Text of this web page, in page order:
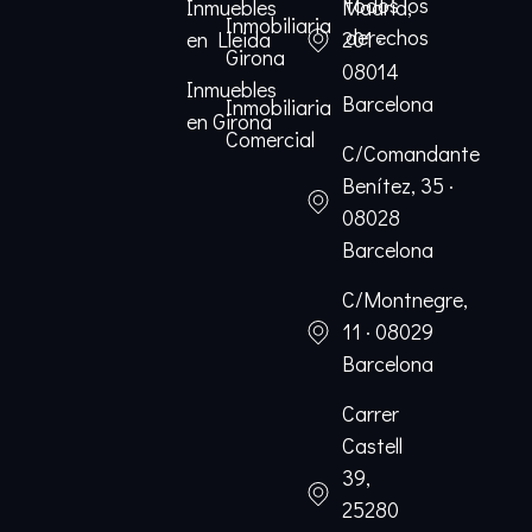
Inmuebles
en Lleida
Inmuebles
en Girona
Inmobiliaria
Girona
Inmobiliaria
Comercial
Madrid,
201 ·
08014
Barcelona
C/Comandante
Benítez, 35 ·
08028
Barcelona
C/Montnegre,
11 · 08029
Barcelona
Carrer
Castell
39,
25280
derechos